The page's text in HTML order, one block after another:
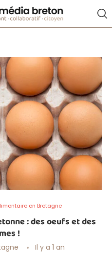
en Bretagne
: des oeufs et des
!
Il y a 1 an